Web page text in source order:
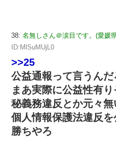
38: 名無しさん＠涙目です。(愛媛
ID:MlSuMUjL0
>>25
公益通報って言うんだ
まあ実際に公益性有
秘義務違反とか元々無
個人情報保護法違反
勝ちやろ